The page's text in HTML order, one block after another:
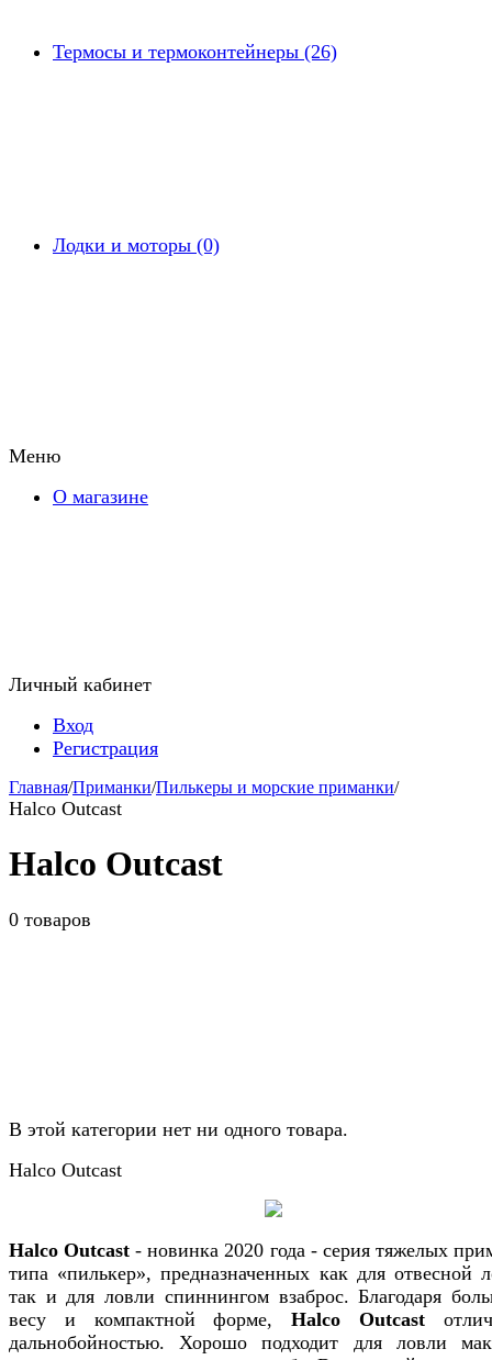
Термосы и термоконтейнеры (26)
Лодки и моторы (0)
Меню
О магазине
Личный кабинет
Вход
Регистрация
Главная/Приманки/Пилькеры и морские приманки/
Halco Outcast
Halco Outcast
0 товаров
В этой категории нет ни одного товара.
Halco Outcast
Halco Outcast - новинка 2020 года - серия тяжелых
типа «пилькер», предназначенных как для отвесной
так и для ловли спиннингом взаброс. Благодаря
весу и компактной форме,Halco Outcast
дальнобойностью. Хорошо подходит для ловли